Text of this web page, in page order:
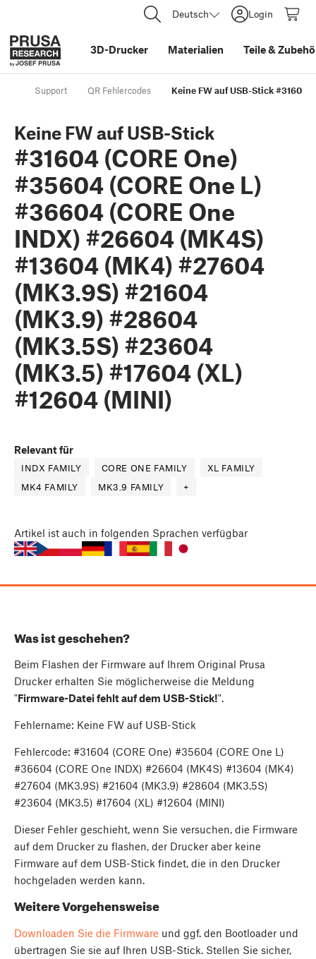
Deutsch Login
3D-Drucker Materialien Teile&
Support QR Fehlercodes Keine FW auf USB-Stick #31604
Keine FW auf USB-Stick
#31604 (CORE One)
#35604 (CORE One L)
#36604 (CORE One
INDX) #26604 (MK4S)
#13604 (MK4) #27604
(MK3.9S) #21604
(MK3.9) #28604
(MK3.5S) #23604
(MK3.5) #17604 (XL)
#12604 (MINI)
Relevant für
INDX FAMILY CORE ONE FAMILY
XL FAMILY
MK4 FAMILY
MK3.9 FAMILY +
Artikel ist auch in folgenden Sprachen verfügbar
Was ist geschehen?
Beim Flashen der Firmware auf Ihrem Original Prusa
Drucker erhalten Sie möglicherweise die Meldung
"Firmware-Datei fehlt auf dem USB-Stick!".
Fehlername: Keine FW auf USB-Stick
Fehlercode: #31604 (CORE One) #35604 (CORE One L)
#36604 (CORE One INDX) #26604 (MK4S) #13604 (MK4)
#27604 (MK3.9S) #21604 (MK3.9) #28604 (MK3.5S)
#23604 (MK3.5) #17604 (XL) #12604 (MINI)
Dieser Fehler geschieht, wenn Sie versuchen, die Firmware
auf dem Drucker zu flashen, der Drucker aber keine
Firmware auf dem USB-Stick findet, die in den Drucker
hochgeladen werden kann.
Weitere Vorgehensweise
Downloaden Sie die Firmware und ggf. den Bootloader und
übertragen Sie sie auf Ihren USB-Stick. Stellen Sie sicher,